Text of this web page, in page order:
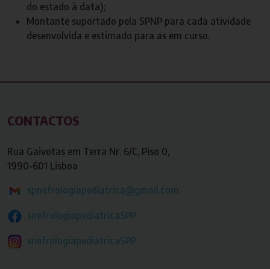
do estado à data);
Montante suportado pela SPNP para cada atividade
desenvolvida e estimado para as em curso.
CONTACTOS
Rua Gaivotas em Terra Nr. 6/C, Piso 0,
1990-601 Lisboa
spnefrologiapediatrica@gmail.com
snefrologiapediatricaSPP
snefrologiapediatricaSPP